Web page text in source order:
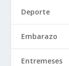
Deporte
Embarazo
Entremeses